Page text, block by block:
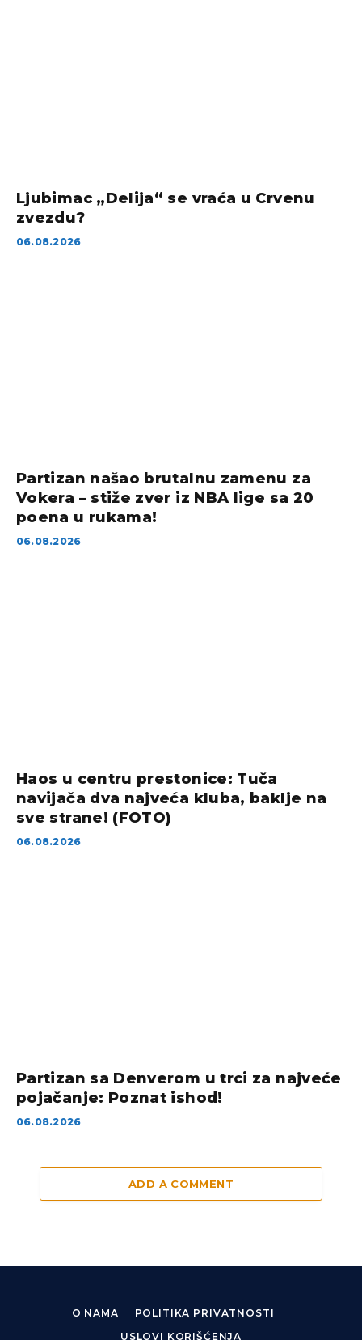
Ljubimac „Delija“ se vraća u Crvenu
zvezdu?
06.08.2026
Partizan našao brutalnu zamenu za
Vokera – stiže zver iz NBA lige sa 20
poena u rukama!
06.08.2026
Haos u centru prestonice: Tuča
navijača dva najveća kluba, baklje na
sve strane! (FOTO)
06.08.2026
Partizan sa Denverom u trci za najveće
pojačanje: Poznat ishod!
06.08.2026
ADD A COMMENT
O NAMA
POLITIKA PRIVATNOSTI
USLOVI KORIŠĆENJA